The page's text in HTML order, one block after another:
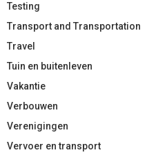
Testing
Transport and Transportation
Travel
Tuin en buitenleven
Vakantie
Verbouwen
Verenigingen
Vervoer en transport